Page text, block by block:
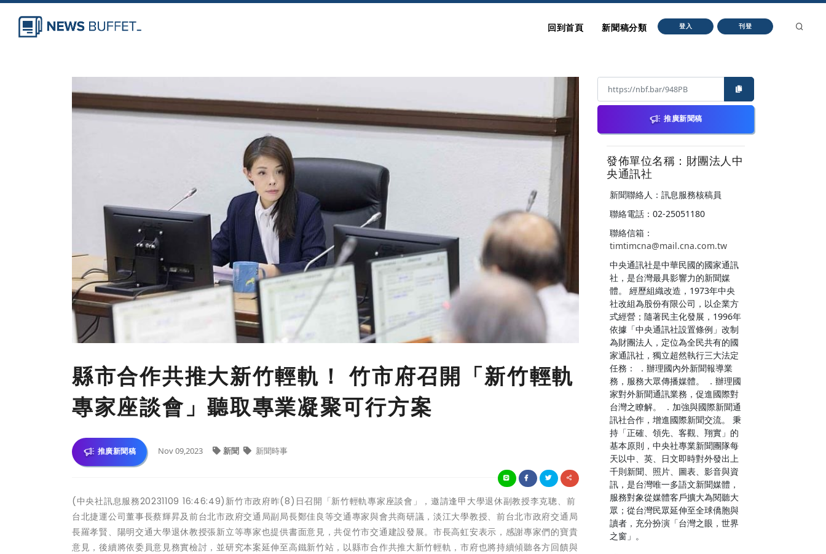
回到首頁 新聞稿分類 登入 刊登
縣市合作共推大新竹輕軌！ 竹市府召開「新竹輕軌
專家座談會」聽取專業凝聚可行方案
推廣新聞稿 Nov 09,2023 新聞 新聞時事
(中央社訊息服務20231109 16:46:49)新竹市政府昨(8)日召開「新竹輕軌專家座談會」，邀請逢甲大學退休副教授李克聰、前
台北捷運公司董事長蔡輝昇及前台北市政府交通局副局長鄭佳良等交通專家與會共商研議，淡江大學教授、前台北市政府交通局
長羅孝賢、陽明交通大學退休教授張新立等專家也提供書面意見，共促竹市交通建設發展。市長高虹安表示，感謝專家們的寶貴
意見，後續將依委員意見務實檢討，並研究本案延伸至高鐵新竹站，以縣市合作共推大新竹輕軌，市府也將持續傾聽各方回饋與
推廣新聞稿
發佈單位名稱：財團法人中
央通訊社
新聞聯絡人：訊息服務核稿員
聯絡電話：02-25051180
聯絡信箱：
timtimcna@mail.cna.com.tw
中央通訊社是中華民國的國家通訊
社，是台灣最具影響力的新聞媒
體。 經歷組織改造，1973年中央
社改組為股份有限公司，以企業方
式經營；隨著民主化發展，1996年
依據「中央通訊社設置條例」改制
為財團法人，定位為全民共有的國
家通訊社，獨立超然執行三大法定
任務： ．辦理國內外新聞報導業
務，服務大眾傳播媒體。 ．辦理國
家對外新聞通訊業務，促進國際對
台灣之瞭解。 ．加強與國際新聞通
訊社合作，增進國際新聞交流。 秉
持「正確、領先、客觀、翔實」的
基本原則，中央社專業新聞團隊每
天以中、英、日文即時對外發出上
千則新聞、照片、圖表、影音與資
訊，是台灣唯一多語文新聞媒體，
服務對象從媒體客戶擴大為閱聽大
眾；從台灣民眾延伸至全球僑胞與
讀者，充分扮演「台灣之眼，世界
之窗」。